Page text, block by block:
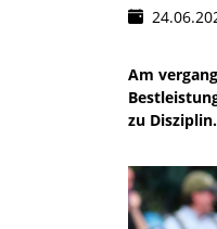
Am
zu Disziplin.